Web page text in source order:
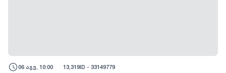
06 აგვ, 10:00 13,319ID - 33149779